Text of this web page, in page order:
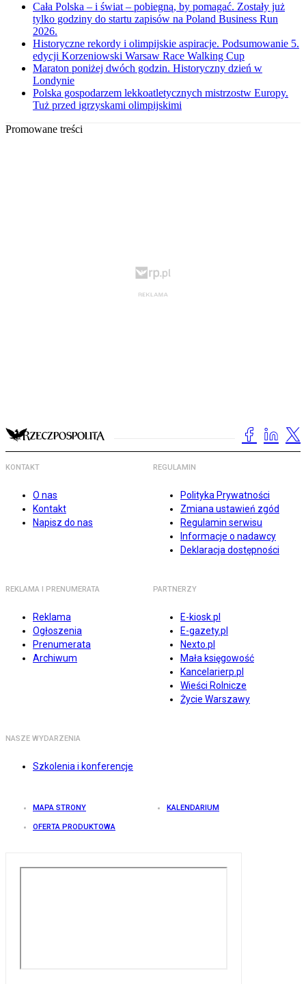
Cała Polska – i świat – pobiegną, by pomagać. Zostały już
tylko godziny do startu zapisów na Poland Business Run
2026.
Historyczne rekordy i olimpijskie aspiracje. Podsumowanie 5.
edycji Korzeniowski Warsaw Race Walking Cup
Maraton poniżej dwóch godzin. Historyczny dzień w
Londynie
Polska gospodarzem lekkoatletycznych mistrzostw Europy.
Tuż przed igrzyskami olimpijskimi
Promowane treści
KONTAKT
O nas
Kontakt
Napisz do nas
REGULAMIN
Polityka Prywatności
Zmiana ustawień zgód
Regulamin serwisu
Informacje o nadawcy
Deklaracja dostępności
REKLAMA I PRENUMERATA
Reklama
Ogłoszenia
Prenumerata
Archiwum
PARTNERZY
E-kiosk.pl
E-gazety.pl
Nexto.pl
Mała księgowość
Kancelarierp.pl
Wieści Rolnicze
Życie Warszawy
NASZE WYDARZENIA
Szkolenia i konferencje
MAPA STRONY KALENDARIUM
OFERTA PRODUKTOWA